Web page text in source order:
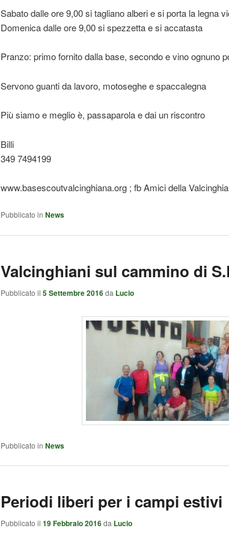
Sabato dalle ore 9,00 si tagliano alberi e si porta la legna
Domenica dalle ore 9,00 si spezzetta e si accatasta
Pranzo: primo fornito dalla base, secondo e vino ognuno
Servono guanti da lavoro, motoseghe e spaccalegna
Più siamo e meglio è, passaparola e dai un riscontro
Billi
349 7494199
www.basescoutvalcinghiana.org ; fb Amici della
Pubblicato in News
Valcinghiani sul cammino di
Pubblicato il 5 Settembre 2016da Lucio
Pubblicato in News
Periodi liberi per i campi estivi
Pubblicato il 19 Febbraio 2016da Lucio